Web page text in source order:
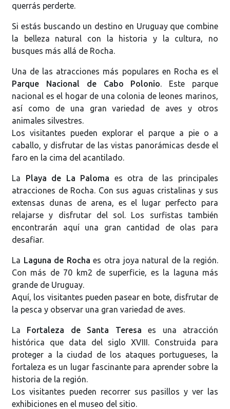
querrás perderte.
Si estás buscando un destino en Uruguay que combine
la belleza natural con la historia y la cultura, no
busques más allá de Rocha.
Una de las atracciones más populares en Rocha es el
Parque Nacional de Cabo Polonio. Este parque
nacional es el hogar de una colonia de leones marinos,
así como de una gran variedad de aves y otros
animales silvestres.
Los visitantes pueden explorar el parque a pie o a
caballo, y disfrutar de las vistas panorámicas desde el
faro en la cima del acantilado.
La Playa de La Paloma es otra de las principales
atracciones de Rocha. Con sus aguas cristalinas y sus
extensas dunas de arena, es el lugar perfecto para
relajarse y disfrutar del sol. Los surfistas también
encontrarán aquí una gran cantidad de olas para
desafiar.
La Laguna de Rochaes otra joya natural de la región.
Con más de 70 km2 de superficie, es la laguna más
grande de Uruguay.
Aquí, los visitantes pueden pasear en bote, disfrutar de
la pesca y observar una gran variedad de aves.
La Fortaleza de Santa Teresaes una atracción
histórica que data del siglo XVIII. Construida para
proteger a la ciudad de los ataques portugueses, la
fortaleza es un lugar fascinante para aprender sobre la
historia de la región.
Los visitantes pueden recorrer sus pasillos y ver las
exhibiciones en el museo del sitio.